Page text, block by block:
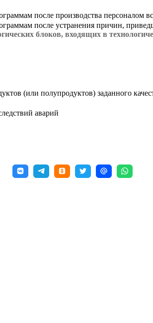
после производства персоналом
после устранения причин,
блоков, входящих в
(или полупродуктов) заданного
аварий